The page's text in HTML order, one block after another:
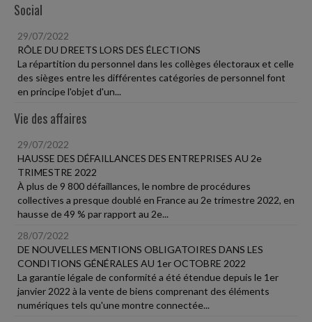
Social
29/07/2022
RÔLE DU DREETS LORS DES ÉLECTIONS
La répartition du personnel dans les collèges électoraux et celle
des sièges entre les différentes catégories de personnel font
en principe l'objet d'un...
Vie des affaires
29/07/2022
HAUSSE DES DÉFAILLANCES DES ENTREPRISES AU 2e
TRIMESTRE 2022
À plus de 9 800 défaillances, le nombre de procédures
collectives a presque doublé en France au 2e trimestre 2022, en
hausse de 49 % par rapport au 2e...
28/07/2022
DE NOUVELLES MENTIONS OBLIGATOIRES DANS LES
CONDITIONS GÉNÉRALES AU 1er OCTOBRE 2022
La garantie légale de conformité a été étendue depuis le 1er
janvier 2022 à la vente de biens comprenant des éléments
numériques tels qu'une montre connectée...